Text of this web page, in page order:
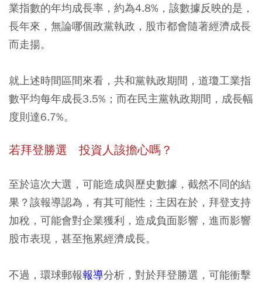
業指數的年均成長率，約為4.8%，該數據反映的是，
長年來，無論哪個政黨執政，股市都會隨著經濟成長
而走揚。
就上述時間區間來看，共和黨執政期間，道瓊工業指
數平均每年成長3.5%；而在民主黨執政期間，成長幅
度則達6.7%。
若拜登勝選 投資人該擔心嗎？
至於這次大選，可能造成與歷史數據，截然不同的結
果？該報導認為，有其可能性；主因在於，拜登支持
加稅，可能會對企業獲利，造成負面影響，進而影響
股市表現，甚至拖累經濟成長。
不過，環球郵報報導分析，對於拜登勝選，可能衝擊